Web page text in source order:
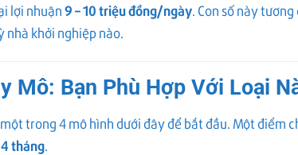
lợi nhuận9 – 10 triệu đồng/ngày. Con số này
nhà khởi nghiệp nào.
Mô: Bạn Phù Hợp Với Loại
trong 4 mô hình dưới đây để bắt đầu. Một điểm
tháng.